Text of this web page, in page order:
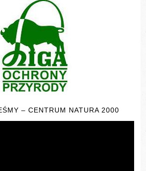
– CENTRUM NATURA 2000